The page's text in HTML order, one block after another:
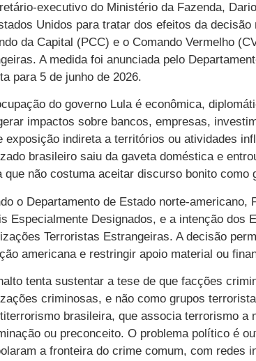
executivo do Ministério da Fazenda,
Unidos para tratar dos efeitos da
da Capital (PCC) e o Comando Vermelho
A medida foi anunciada pelo
para 5 de junho de 2026.
do governo Lula é econômica,
impactos sobre bancos, empresas,
exposição indireta a territórios ou atividades
brasileiro saiu da gaveta doméstica e
que não costuma aceitar discurso bonito como
o Departamento de Estado norte-
Especialmente Designados, e a intenção dos
Terroristas Estrangeiras. A decisão
americana e restringir apoio material ou
tenta sustentar a tese de que facções
criminosas, e não como grupos
brasileira, que associa terrorismo
ou preconceito. O problema político é
a fronteira do crime comum, com redes